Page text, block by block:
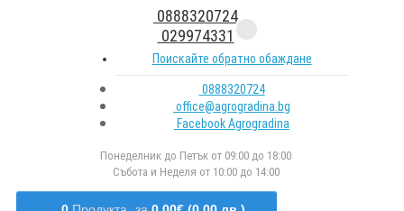
0888320724
029974331
Поискайте обратно обаждане
0888320724
office@agrogradina.bg
Facebook Agrogradina
Понеделник до Петък от 09:00 до 18:00
Събота и Неделя от 10:00 до 14:00